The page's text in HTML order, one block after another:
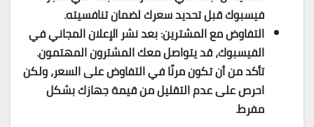
فيسبوك قبل تحديد سعرك لضمان تنافسيته.
التفاوض مع المشترين: بعد نشر الإعلان المجاني في
الفيسبوك، قد يتواصل معك المشترون المهتمون.
تأكد من أن تكون مرنًا في التفاوض على السعر، ولكن
احرص على عدم التقليل من قيمة جهازك بشكل
مفرط.